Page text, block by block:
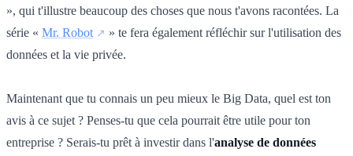
», qui t'illustre beaucoup des choses que nous t'avons racontées. La
série « Mr. Robot
» te fera également réfléchir sur l'utilisation des
données et la vie privée.
Maintenant que tu connais un peu mieux le Big Data, quel est ton
avis à ce sujet ? Penses-tu que cela pourrait être utile pour ton
entreprise ? Serais-tu prêt à investir dans l'analyse de données